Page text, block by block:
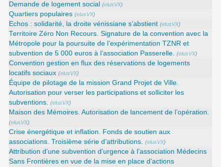
Demande de logement social (elusVX)
Quartiers populaires (elusVX)
Echos : solidarité, la droite vénissiane s’abstient (elusVX)
Territoire Zéro Non Recours. Signature de la convention avec la
Métropole pour la poursuite de l’expérimentation TZNR et
subvention de 5 000 euros à l’association Passerelle. (elusVX)
Convention gestion en flux des réservations de logements
locatifs sociaux (elusVX)
Équipe de pilotage de la mission Grand Projet de Ville.
Autorisation pour verser les participations et solliciter les
subventions. (elusVX)
Maison des Mémoires. Autorisation de lancement de l’opération.
(elusVX)
Crise énergétique et inflation. Fonds de soutien aux
associations. Troisième série d’attributions. (elusVX)
Attribution d’une subvention d’urgence à l’association Médecins
Sans Frontières en vue de la mise en place d’actions